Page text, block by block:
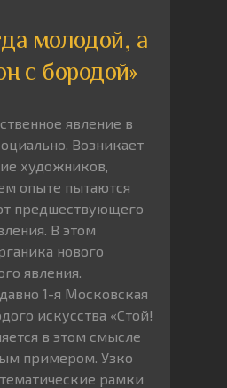
молодой, а
с бородой»
явление в
Возникает
художников,
опыте пытаются
предшествующего
В этом
нового
явления.
1-я Московская
искусства «Стой!
в этом смысле
примером. Узко
рамки